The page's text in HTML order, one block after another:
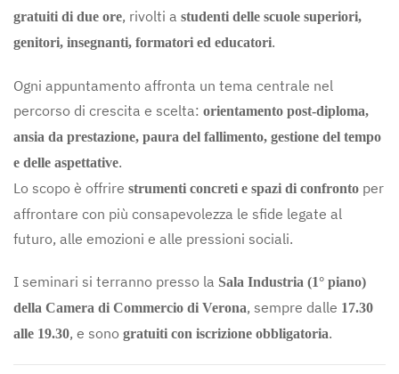
gratuiti di due ore, rivolti a studenti delle scuole superiori,
genitori, insegnanti, formatori ed educatori.
Ogni appuntamento affronta un tema centrale nel
percorso di crescita e scelta: orientamento post-diploma,
ansia da prestazione, paura del fallimento, gestione del tempo
e delle aspettative.
Lo scopo è offrire strumenti concreti e spazi di confronto per
affrontare con più consapevolezza le sfide legate al
futuro, alle emozioni e alle pressioni sociali.
I seminari si terranno presso la Sala Industria (1° piano)
della Camera di Commercio di Verona, sempre dalle 17.30
alle 19.30, e sono gratuiti con iscrizione obbligatoria.